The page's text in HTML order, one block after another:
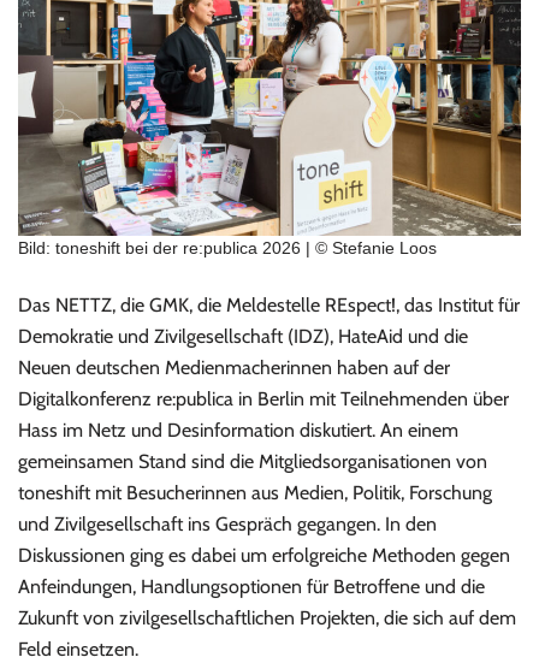
Bild: toneshift bei der re:publica 2026 | © Stefanie Loos
Das NETTZ, die GMK, die Meldestelle REspect!, das Institut für
Demokratie und Zivilgesellschaft (IDZ), HateAid und die
Neuen deutschen Medienmacherinnen haben auf der
Digitalkonferenz re:publica in Berlin mit Teilnehmenden über
Hass im Netz und Desinformation diskutiert. An einem
gemeinsamen Stand sind die Mitgliedsorganisationen von
toneshift mit Besucherinnen aus Medien, Politik, Forschung
und Zivilgesellschaft ins Gespräch gegangen. In den
Diskussionen ging es dabei um erfolgreiche Methoden gegen
Anfeindungen, Handlungsoptionen für Betroffene und die
Zukunft von zivilgesellschaftlichen Projekten, die sich auf dem
Feld einsetzen.